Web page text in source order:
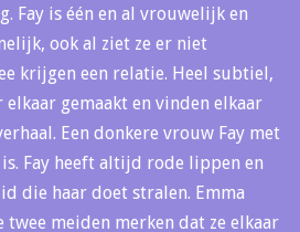
Fay is één en al vrouwelijk en
ook al ziet ze er niet
krijgen een relatie. Heel subtiel,
gemaakt en vinden elkaar
Een donkere vrouw Fay met
Fay heeft altijd rode lippen en
die haar doet stralen. Emma
meiden merken dat ze elkaar